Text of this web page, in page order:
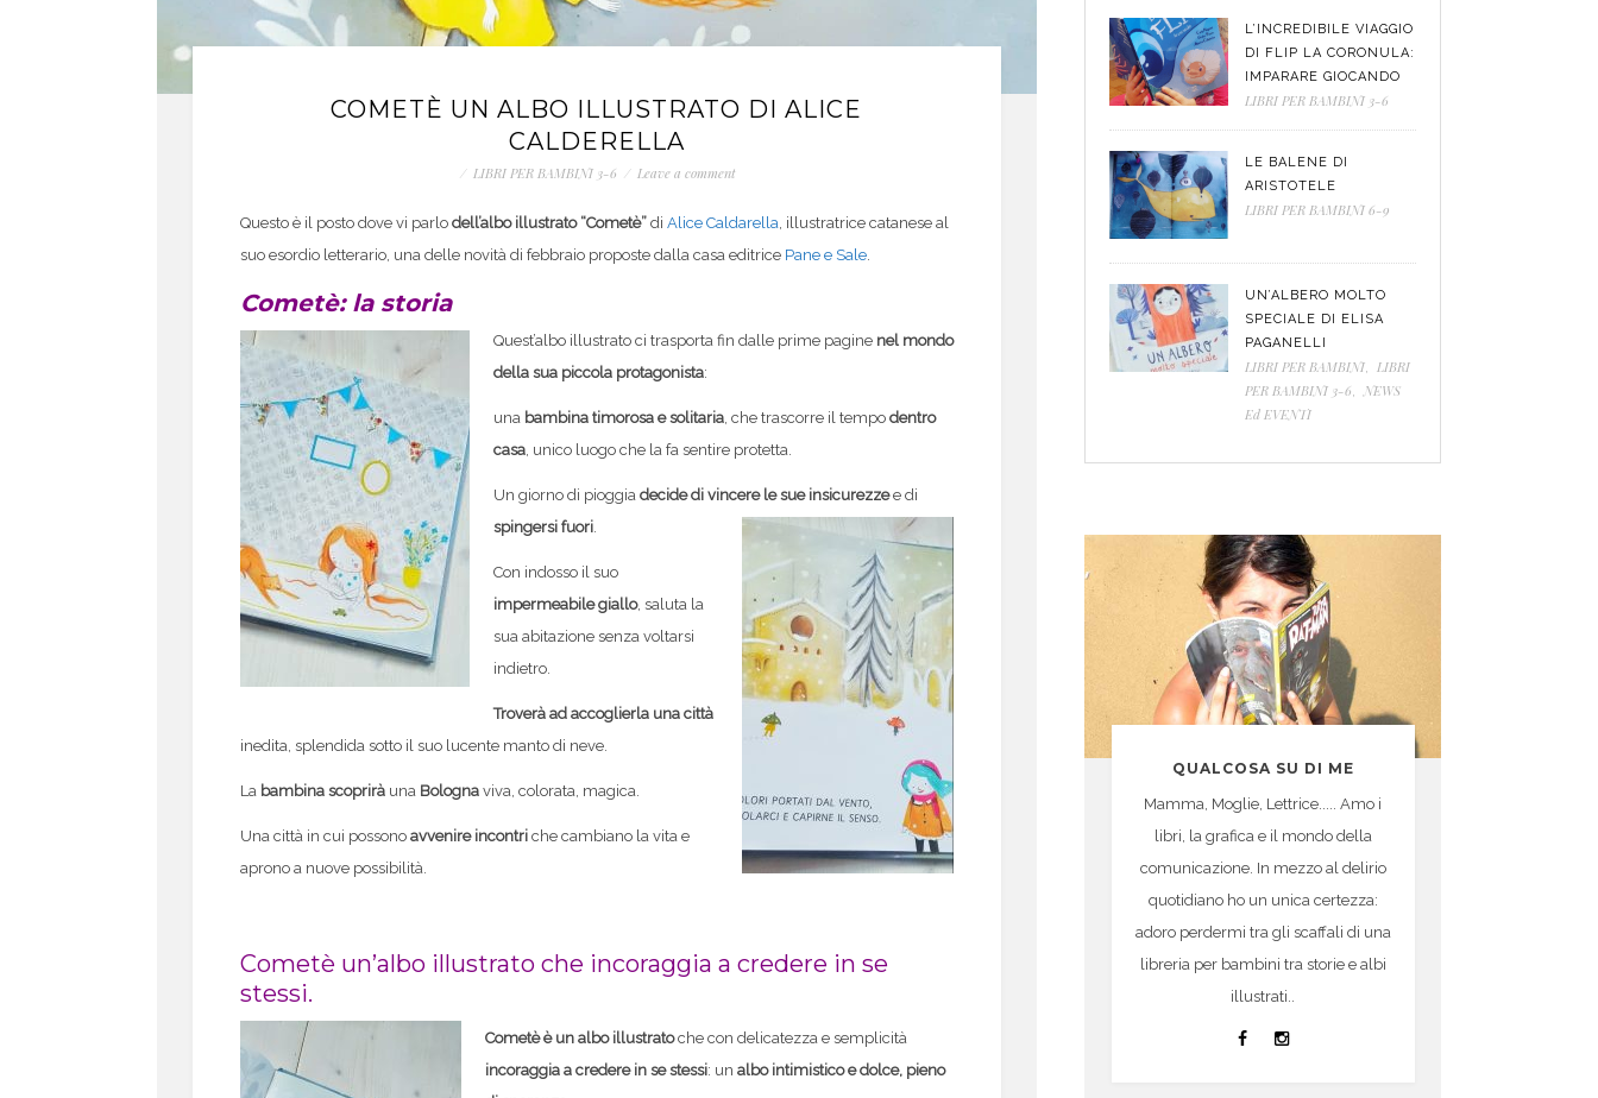
COMETÈ UN ALBO ILLUSTRATO DI ALICE
CALDERELLA
/ LIBRI PER BAMBINI 3-6 / Leave a comment
Questo è il posto dove vi parlo dell’albo illustrato “Cometè”di Alice Caldarella , illustratrice catanese al
suo esordio letterario, una delle novità di febbraio proposte dalla casa editrice Pane e Sale.
Cometè: la storia
Quest’albo illustrato ci trasporta fin dalle prime pagine nel mondo
della sua piccola protagonista:
una bambina timorosa e solitaria, che trascorre il tempo dentro
casa, unico luogo che la fa sentire protetta.
Un giorno di pioggia decide di vincere le sue insicurezzee di
spingersi fuori.
Con indosso il suo
impermeabile giallo, saluta la
sua abitazione senza voltarsi
indietro.
Troverà ad accoglierla una città
inedita, splendida sotto il suo lucente manto di neve.
La bambina scopriràuna Bolognaviva, colorata, magica.
Una città in cui possono avvenire incontriche cambiano la vita e
aprono a nuove possibilità.
Cometè un’albo illustrato che incoraggia a credere in se
stessi.
Cometè è un albo illustratoche con delicatezza e semplicità
incoraggia a credere in se stessi: un albo intimistico e dolce, pieno
L’INCREDIBILE VIAGGIO
DI FLIP LA CORONULA:
IMPARARE GIOCANDO
LIBRI PER BAMBINI 3-6
LE BALENE DI
ARISTOTELE
LIBRI PER BAMBINI 6-9
UN’ALBERO MOLTO
SPECIALE DI ELISA
PAGANELLI
LIBRI PER BAMBINI, LIBRI
PER BAMBINI 3-6,
NEWS
Ed EVENTI
QUALCOSA SU DI ME
Mamma, Moglie, Lettrice..... Amo i
libri, la grafica e il mondo della
comunicazione. In mezzo al delirio
quotidiano ho un unica certezza:
adoro perdermi tra gli scaffali di una
libreria per bambini tra storie e albi
illustrati..